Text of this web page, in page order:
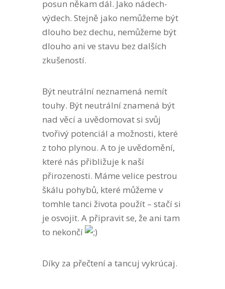
posun někam dál. Jako nádech-
výdech. Stejně jako nemůžeme být
dlouho bez dechu, nemůžeme být
dlouho ani ve stavu bez dalších
zkušeností.
Být neutrální neznamená nemít
touhy. Být neutrální znamená být
nad věcí a uvědomovat si svůj
tvořivý potenciál a možnosti, které
z toho plynou. A to je uvědomění,
které nás přibližuje k naší
přirozenosti. Máme velice pestrou
škálu pohybů, které můžeme v
tomhle tanci života použít – stačí si
je osvojit. A připravit se, že ani tam
to nekončí
Díky za přečtení a tancuj vykrúcaj.